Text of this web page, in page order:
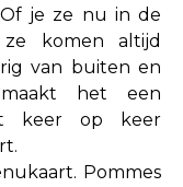
je ze nu in de
komen altijd
van buiten en
het een
keer op keer
Pommes